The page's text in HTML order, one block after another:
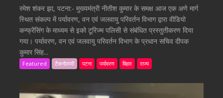
रमेश शंकर झा, पटना:- मुख्यमंत्री नीतीश कुमार के समक्ष आज एक अणे मार्ग
स्थित संकल्प में पर्यावरण, वन एवं जलवायु परिवर्तन विभाग द्वारा वीडियो
कन्फ्रेंसिंग के माध्यम से इको टूरिज्म पलिसी से संबंधित प्रस्तुतीकरण दिया
गया। पर्यावरण, वन एवं जलवायु परिवर्तन विभाग के प्रधान सचिव दीपक
कुमार सिंह...
Featured टैकनोलजी पटना पर्यावरण बिहार राज्य